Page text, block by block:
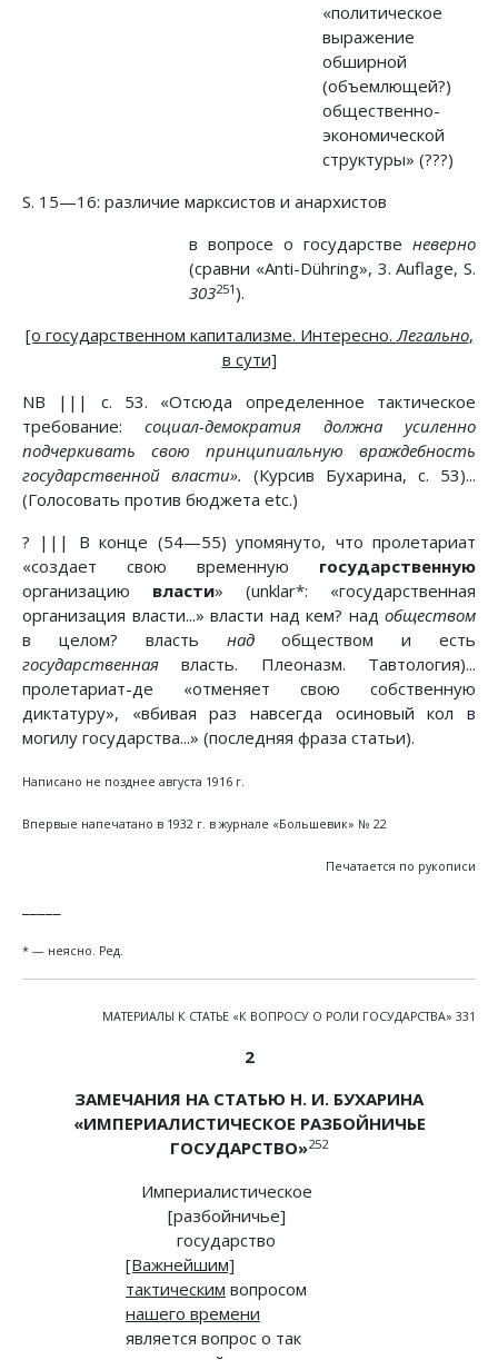
«политическое
выражение
обширной
(объемлющей?)
общественно-
экономической
структуры» (???)
S. 15—16: различие марксистов и анархистов
в вопросе о государстве неверно
(сравни «Anti-Dühring», 3. Auflage, S.
303251).
[о государственном капитализме. Интересно.Легально,
в сути]
NB ||| с. 53. «Отсюда определенное тактическое
требование: социал-демократия должна усиленно
подчеркивать свою принципиальную враждебность
государственной власти». (Курсив Бухарина, с. 53)...
(Голосовать против бюджета etc.)
? ||| В конце (54—55) упомянуто, что пролетариат
«создает свою временную государственную
организацию власти» (unklar*: «государственная
организация власти...» власти над кем? над обществом
в целом? власть надобществом и есть
государственная власть. Плеоназм. Тавтология)...
пролетариат-де «отменяет свою собственную
диктатуру», «вбивая раз навсегда осиновый кол в
могилу государства...» (последняя фраза статьи).
Написано не позднее августа 1916 г.
Впервые напечатано в 1932 г. в журнале «Большевик» № 22
Печатается по рукописи
* — неясно. Ред.
МАТЕРИАЛЫ К СТАТЬЕ «К ВОПРОСУ О РОЛИ ГОСУДАРСТВА» 331
2
ЗАМЕЧАНИЯ НА СТАТЬЮ Н. И. БУХАРИНА
«ИМПЕРИАЛИСТИЧЕСКОЕ РАЗБОЙНИЧЬЕ
ГОСУДАРСТВО»252
Империалистическое
[разбойничье]
государство
[Важнейшим]
тактическим вопросом
нашего времени
является вопрос о так